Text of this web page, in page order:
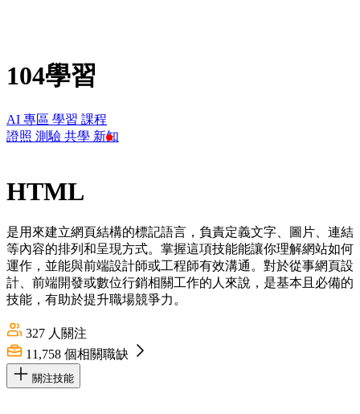
104學習
AI 專區 學習 課程
證照 測驗 共學 新知
HTML
是用來建立網頁結構的標記語言，負責定義文字、圖片、連結
等內容的排列和呈現方式。掌握這項技能能讓你理解網站如何
運作，並能與前端設計師或工程師有效溝通。對於從事網頁設
計、前端開發或數位行銷相關工作的人來說，是基本且必備的
技能，有助於提升職場競爭力。
327 人關注
11,758 個相關職缺
關注技能